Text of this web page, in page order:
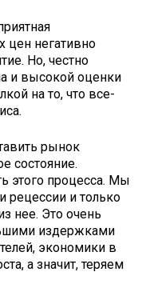
цен негативно
Но, честно
и высокой оценки
на то, что все-
рынок
состояние.
этого процесса. Мы
ре­цессии и только
нее. Это очень
из­держками
экономики в
а значит, теряем